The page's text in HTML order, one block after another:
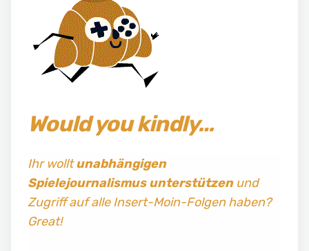
Would you kindly…
Ihr wolltunabhängigen
Spielejournalismus unterstützenund
Zugriff auf alle Insert-Moin-Folgen haben?
Great!